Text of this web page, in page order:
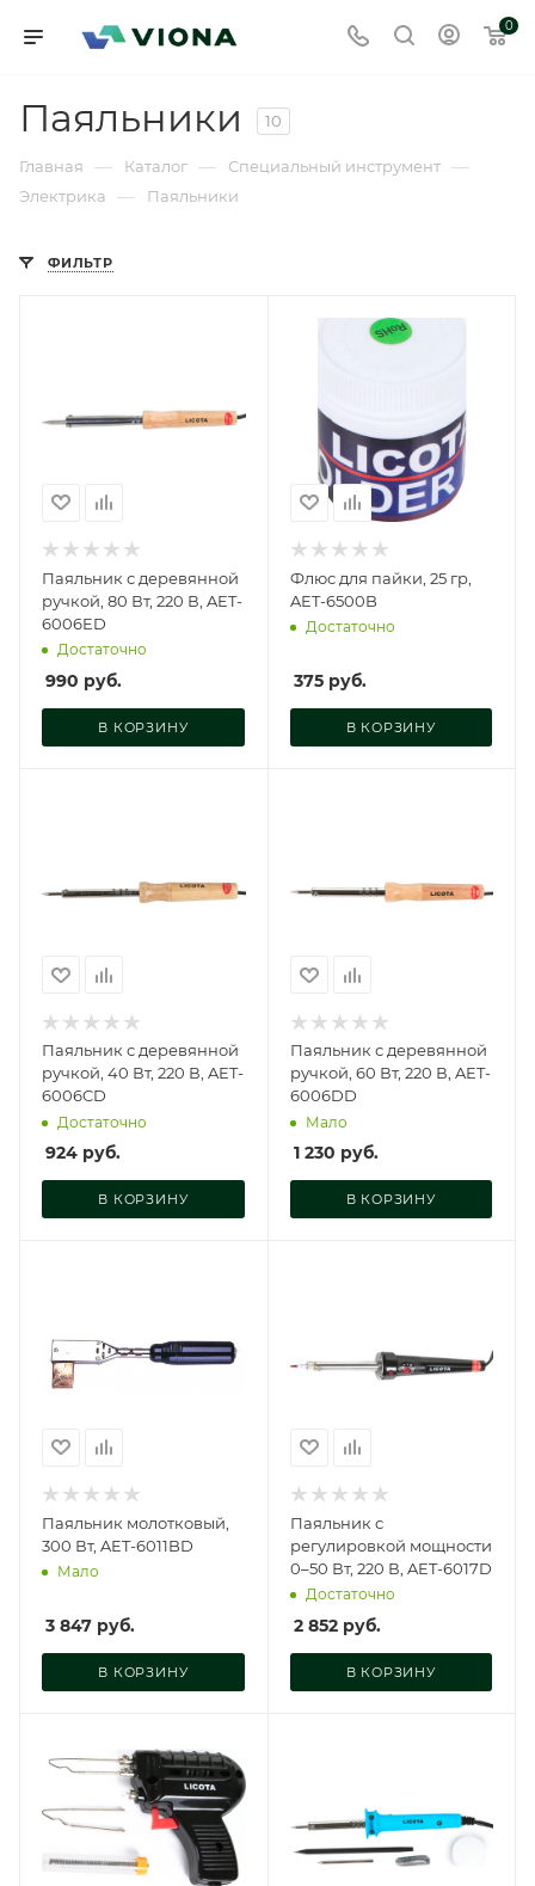
0
Паяльники 10
Главная — Каталог — Специальный инструмент —
Электрика — Паяльники
ФИЛЬТР
Паяльник с деревянной
ручкой, 80 Вт, 220 В, AET-
6006ED
Достаточно
990 руб.
В КОРЗИНУ
Флюс для пайки, 25 гр,
AET-6500B
Достаточно
375руб.
В КОРЗИНУ
Паяльник с деревянной
ручкой, 40 Вт, 220 В, AET-
6006CD
Достаточно
924 руб.
В КОРЗИНУ
Паяльник с деревянной
ручкой, 60 Вт, 220 В, AET-
6006DD
Мало
1 230 руб.
В КОРЗИНУ
Паяльник молотковый,
300 Вт, AET-6011BD
Мало
3 847 руб.
В КОРЗИНУ
Паяльник с
регулировкой мощности
0–50 Вт, 220 В, AET-6017D
Достаточно
2 852руб.
В КОРЗИНУ